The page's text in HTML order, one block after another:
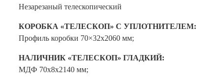
Незарезаный телескопический
КОРОБКА «ТЕЛЕСКОП» С УПЛОТНИТЕЛЕМ:
Профиль коробки 70×32х2060 мм;
НАЛИЧНИК «ТЕЛЕСКОП» ГЛАДКИЙ:
МДФ 70x8x2140 мм;